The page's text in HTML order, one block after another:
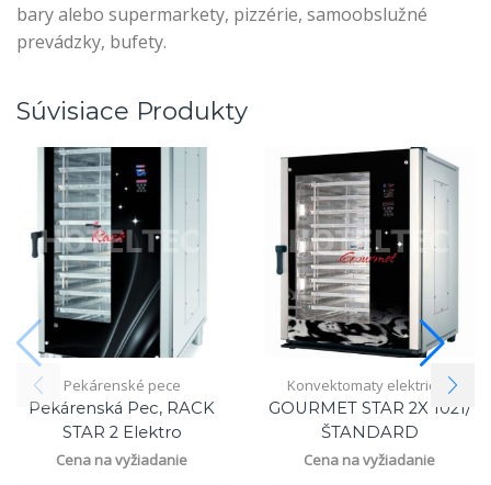
bary alebo supermarkety, pizzérie, samoobslužné
prevádzky, bufety.
Súvisiace Produkty
Pekárenské pece
Pekárenská Pec, RACK
STAR 2 Elektro
Cena na vyžiadanie
Konvektomaty elektrické
GOURMET STAR 2X 1021/
ŠTANDARD
Cena na vyžiadanie